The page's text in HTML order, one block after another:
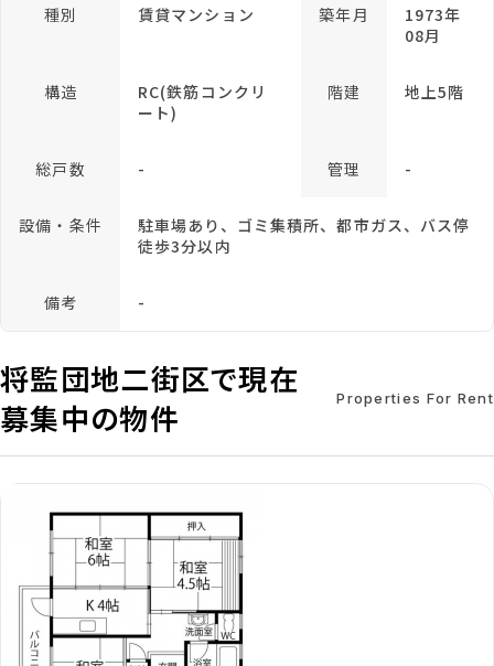
種別 賃貸マンション 築年月
1973年
08月
構造
RC(鉄筋コンクリ
ート)
階建 地上5階
総戸数 - 管理 -
設備・条件
駐車場あり、ゴミ集積所、都市ガス、バス停
徒歩3分以内
備考 -
将監団地二街区で現在
募集中の物件
Properties For Rent